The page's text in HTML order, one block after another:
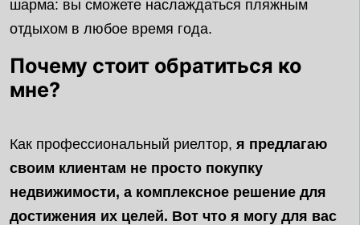
шарма: вы сможете наслаждаться пляжным
отдыхом в любое время года.
Почему стоит обратиться ко
мне?
Как профессиональный риелтор, я предлагаю
своим клиентам не просто покупку
недвижимости, а комплексное решение для
достижения их целей. Вот что я могу для вас